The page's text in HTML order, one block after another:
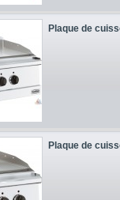
Plaque de
Plaque de